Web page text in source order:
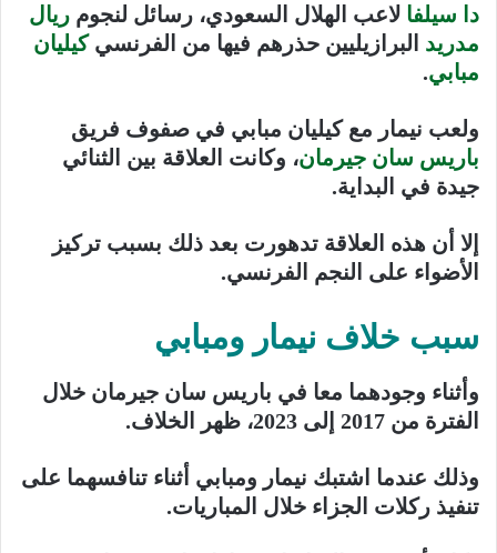
دا سيلفا لاعب الهلال السعودي، رسائل لنجوم ريال
مدريد البرازيليين حذرهم فيها من الفرنسيكيليان
مبابي.
ولعب نيمار مع كيليان مبابي في صفوف فريق
باريس سان جيرمان، وكانت العلاقة بين الثنائي
جيدة في البداية.
إلا أن هذه العلاقة تدهورت بعد ذلك بسبب تركيز
الأضواء على النجم الفرنسي.
سبب خلاف نيمار ومبابي
وأثناء وجودهما معا في باريس سان جيرمان خلال
الفترة من 2017 إلى 2023، ظهر الخلاف.
وذلك عندما اشتبك نيمار ومبابي أثناء تنافسهما على
تنفيذ ركلات الجزاء خلال المباريات.